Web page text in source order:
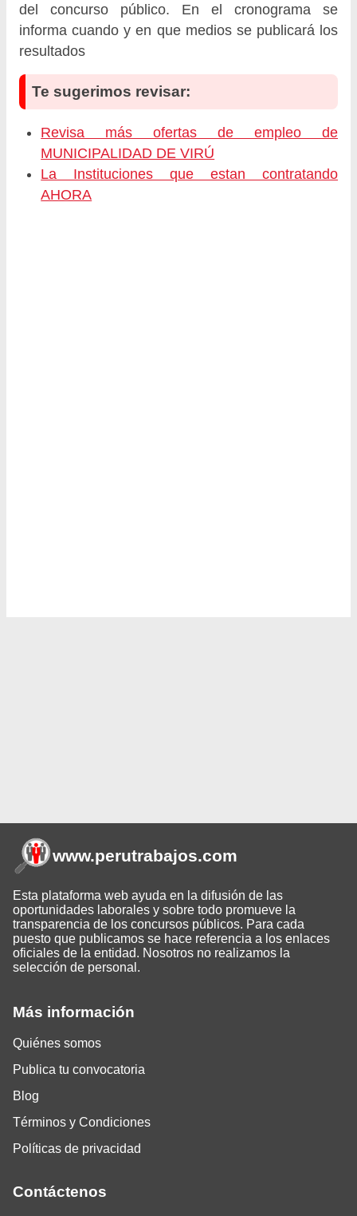
del concurso público. En el cronograma se
informa cuando y en que medios se publicará los
resultados
Te sugerimos revisar:
Revisa más ofertas de empleo de
MUNICIPALIDAD DE VIRÚ
La Instituciones que estan contratando
AHORA
Más información
Quiénes somos
Publica tu convocatoria
Blog
Términos y Condiciones
Políticas de privacidad
Contáctenos
www.perutrabajos.com
Esta plataforma web ayuda en la difusión de las
oportunidades laborales y sobre todo promueve la
transparencia de los concursos públicos. Para cada
puesto que publicamos se hace referencia a los enlaces
oficiales de la entidad. Nosotros no realizamos la
selección de personal.